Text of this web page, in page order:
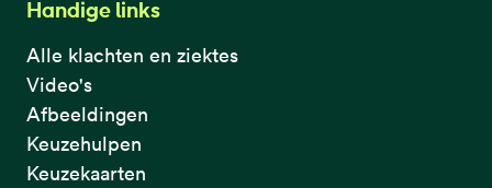
Handige links
Alle klachten en ziektes
Video's
Afbeeldingen
Keuzehulpen
Keuzekaarten